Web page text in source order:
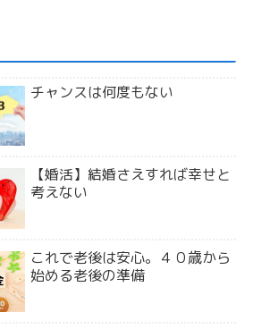
チャンスは何度もない
【婚活】結婚さえすれば幸せと
考えない
これで老後は安心。４０歳から
始める老後の準備